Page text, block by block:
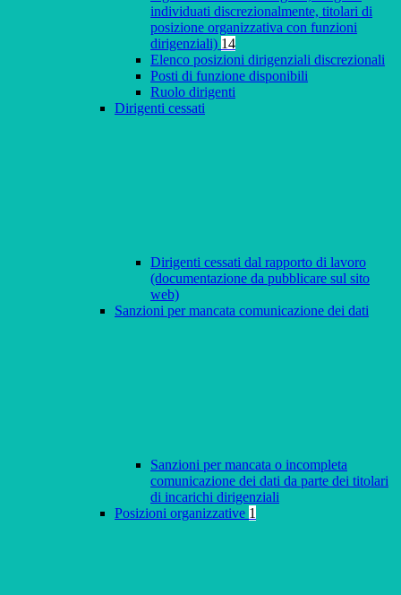
individuati discrezionalmente, titolari di
posizione organizzativa con funzioni
dirigenziali) 14
Elenco posizioni dirigenziali discrezionali
Posti di funzione disponibili
Ruolo dirigenti
Dirigenti cessati
Dirigenti cessati dal rapporto di lavoro
(documentazione da pubblicare sul sito
web)
Sanzioni per mancata comunicazione dei dati
Sanzioni per mancata o incompleta
comunicazione dei dati da parte dei titolari
di incarichi dirigenziali
Posizioni organizzative 1